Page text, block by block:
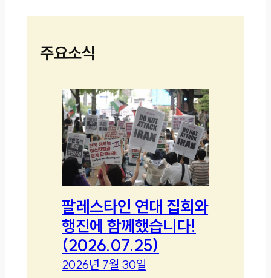
주요소식
팔레스타인 연대 집회와
행진에 함께했습니다!
(2026.07.25)
2026년 7월 30일